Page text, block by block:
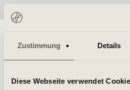
Zustimmung Details
Diese Webseite verwendet